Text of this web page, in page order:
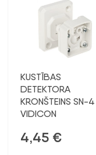
KUSTĪBAS
DETEKTORA
KRONŠTEINS SN-4
VIDICON
4,45 €